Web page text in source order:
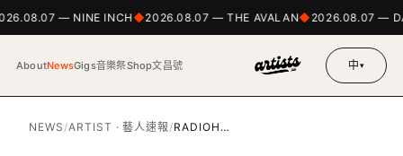
— NINE INCH 2026.08.07 — THE AVALAN 2026.08.07 —
AboutNewsGigs音樂祭Shop文昌號 中▾
NEWS /ARTIST · 藝人速報 /RADIOH…